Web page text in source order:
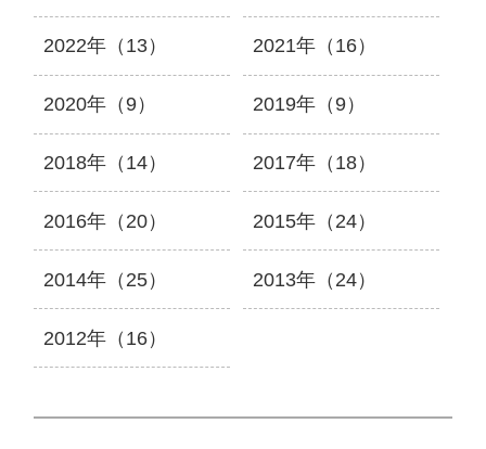
2022年（13） 2021年（16）
2020年（9） 2019年（9）
2018年（14） 2017年（18）
2016年（20） 2015年（24）
2014年（25） 2013年（24）
2012年（16）